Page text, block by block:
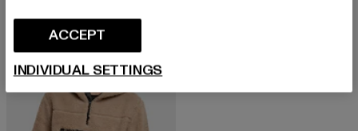
-23%ACCEPT
INDIVIDUAL SETTINGS